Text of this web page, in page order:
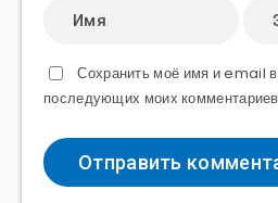
Сохранить моё имя и email
последующих моих